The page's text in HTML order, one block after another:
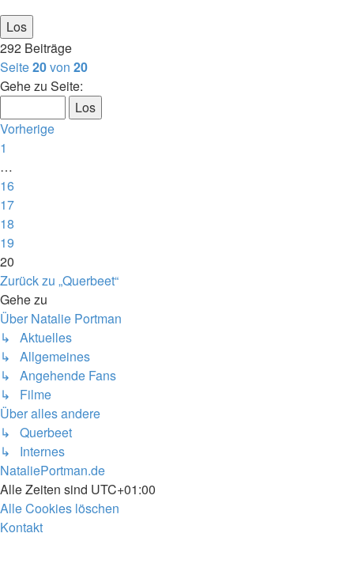
292 Beiträge
Seite20von 20
Gehe zu Seite:
Vorherige
1
…
16
17
18
19
20
Zurück zu „Querbeet“
Gehe zu
Über Natalie Portman
↳ Aktuelles
↳ Allgemeines
↳ Angehende Fans
↳ Filme
Über alles andere
↳ Querbeet
↳ Internes
NataliePortman.de
Alle Zeiten sind UTC+01:00
Alle Cookies löschen
Kontakt